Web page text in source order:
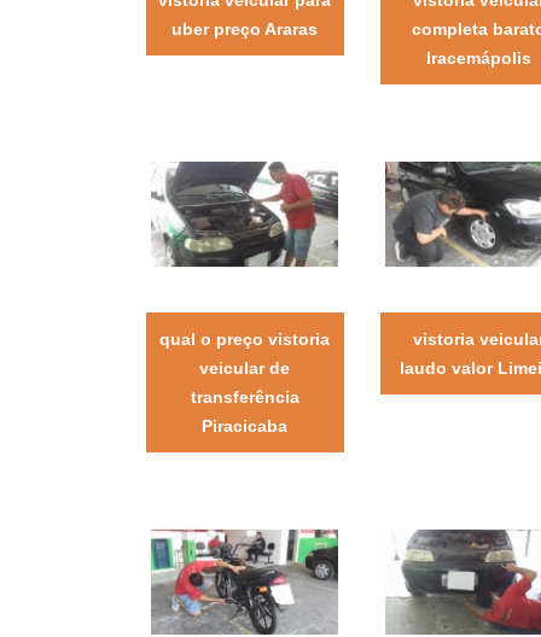
uber preço Araras
completa
Iracemápolis
qual o preço vistoria
veicular de
transferência
Piracicaba
vistoria
laudo valor